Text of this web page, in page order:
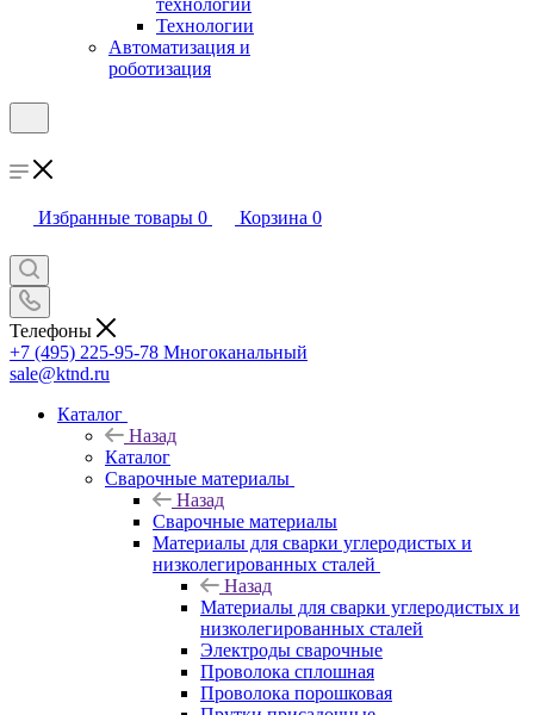
технологии
Технологии
Автоматизация и
роботизация
Избранные товары 0 Корзина 0
Телефоны
+7 (495) 225-95-78 Многоканальный
sale@ktnd.ru
Каталог
Назад
Каталог
Сварочные материалы
Назад
Сварочные материалы
Материалы для сварки углеродистых и
низколегированных сталей
Назад
Материалы для сварки углеродистых и
низколегированных сталей
Электроды сварочные
Проволока сплошная
Проволока порошковая